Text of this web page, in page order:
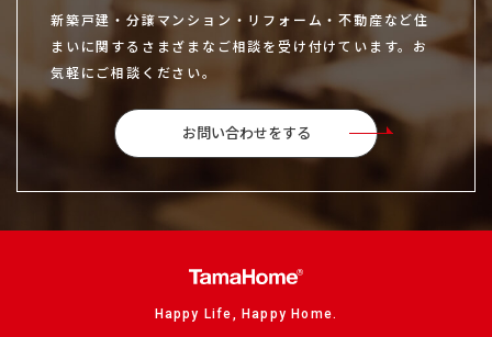
新築戸建・分譲マンション・リフォーム・不動産など住
まいに関するさまざまなご相談を受け付けています。お
気軽にご相談ください。
お問い合わせをする
Happy Life, Happy Home.